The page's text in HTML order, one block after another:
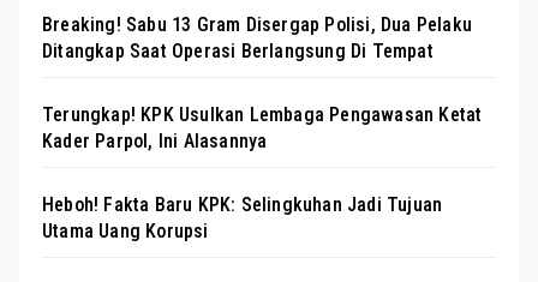
Breaking! Sabu 13 Gram Disergap Polisi, Dua Pelaku
Ditangkap Saat Operasi Berlangsung Di Tempat
Terungkap! KPK Usulkan Lembaga Pengawasan Ketat
Kader Parpol, Ini Alasannya
Heboh! Fakta Baru KPK: Selingkuhan Jadi Tujuan
Utama Uang Korupsi